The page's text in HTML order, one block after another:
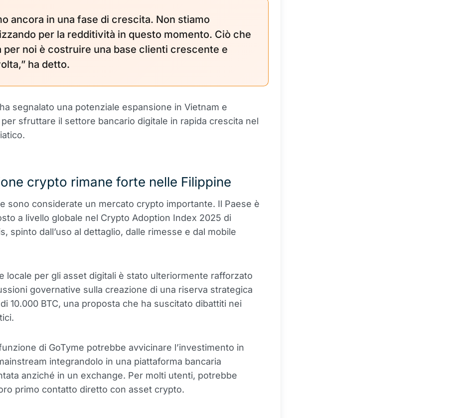
ancora in una fase di crescita. Non stiamo
per la redditività in questo momento. Ciò che
per noi è costruire una base clienti crescente e
ha detto.
ha segnalato una potenziale espansione in Vietnam e
sfruttare il settore bancario digitale in rapida crescita nel
crypto rimane forte nelle Filippine
sono considerate un mercato crypto importante. Il Paese è
a livello globale nel Crypto Adoption Index 2025 di
spinto dall’uso al dettaglio, dalle rimesse e dal mobile
locale per gli asset digitali è stato ulteriormente rafforzato
governative sulla creazione di una riserva strategica
10.000 BTC, una proposta che ha suscitato dibattiti nei
di GoTyme potrebbe avvicinare l’investimento in
integrandolo in una piattaforma bancaria
anziché in un exchange. Per molti utenti, potrebbe
primo contatto diretto con asset crypto.